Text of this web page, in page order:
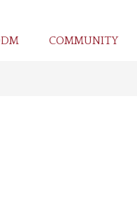
COMMUNITY